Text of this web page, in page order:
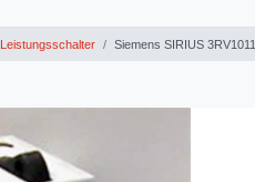
Leistungsschalter Siemens SIRIUS